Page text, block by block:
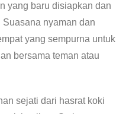
yang baru disiapkan dan
nyaman dan
yang sempurna untuk
bersama teman atau
sejati dari hasrat koki